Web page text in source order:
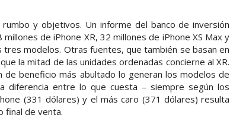
y objetivos. Un informe del banco de inversión
de iPhone XR, 32 millones de iPhone XS Max y
modelos. Otras fuentes, que también se basan en
la mitad de las unidades ordenadas concierne al XR.
beneficio más abultado lo generan los modelos de
diferencia entre lo que cuesta – siempre según los
(331 dólares) y el más caro (371 dólares) resulta
final de venta.